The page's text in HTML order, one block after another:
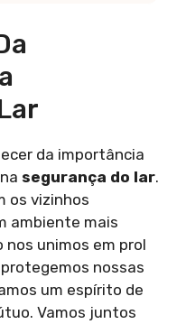
da importância
segurança do lar.
os vizinhos
ambiente mais
nos unimos em prol
nossas
um espírito de
Vamos juntos